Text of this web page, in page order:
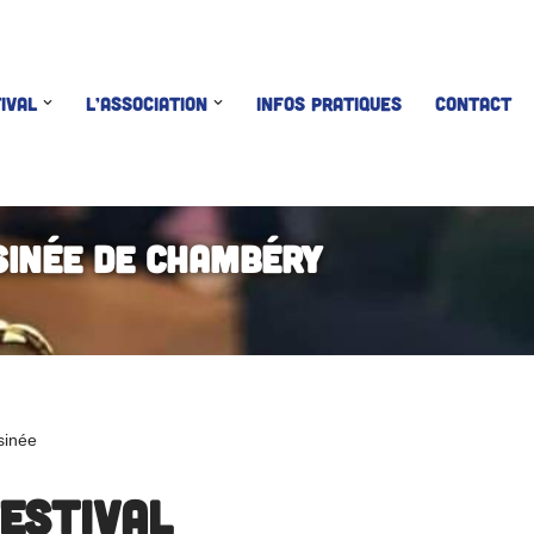
L’ASSOCIATION INFOS PRATIQUES CONTACT
de Chambéry